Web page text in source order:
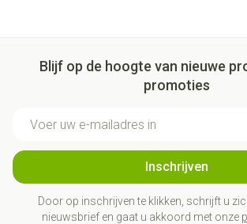
Blijf op de hoogte van nieuwe
promoties
Inschrijven
Door op inschrijven te klikken, schrijft u
nieuwsbrief en gaat u akkoord met onze